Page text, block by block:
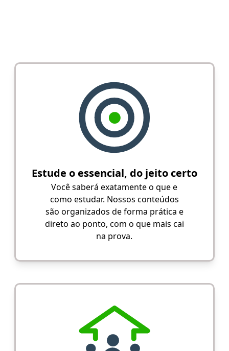
Estude o essencial, do jeito certo
Você saberá exatamente o que e
como estudar. Nossos conteúdos
são organizados de forma prática e
direto ao ponto, com o que mais cai
na prova.